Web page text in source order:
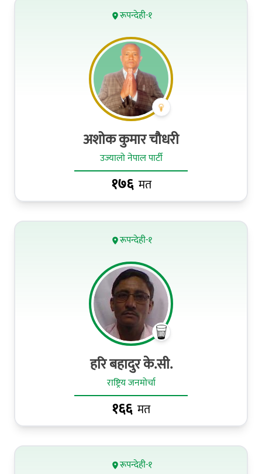
रूपन्देही-१
अशोक कुमार चौधरी
उज्यालो नेपाल पार्टी
१७६ मत
रूपन्देही-१
हरि बहादुर के.सी.
राष्ट्रिय जनमोर्चा
१६६ मत
रूपन्देही-१